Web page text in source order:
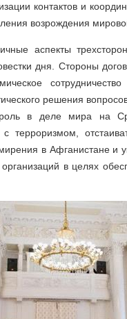
контактов и
возрождения
аспекты
дня. Стороны
решения
роль в деле мира на
терроризмом,
в Афганистане и
в целях